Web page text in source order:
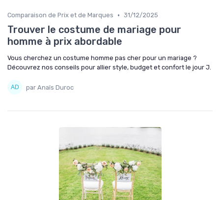
Comparaison de Prix et de Marques • 31/12/2025
Trouver le costume de mariage pour
homme à prix abordable
Vous cherchez un costume homme pas cher pour un mariage ?
Découvrez nos conseils pour allier style, budget et confort le jour J.
par Anaïs Duroc